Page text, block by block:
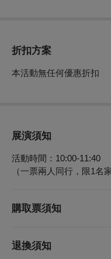
折扣方案
本活動無任何優惠折扣
展演須知
活動時間： 10:00-11:40
（一票兩人同行，限1名
購取票須知
退換須知